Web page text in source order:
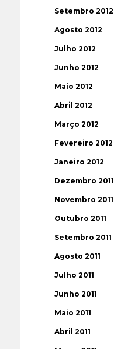
Setembro 2012
Agosto 2012
Julho 2012
Junho 2012
Maio 2012
Abril 2012
Março 2012
Fevereiro 2012
Janeiro 2012
Dezembro 2011
Novembro 2011
Outubro 2011
Setembro 2011
Agosto 2011
Julho 2011
Junho 2011
Maio 2011
Abril 2011